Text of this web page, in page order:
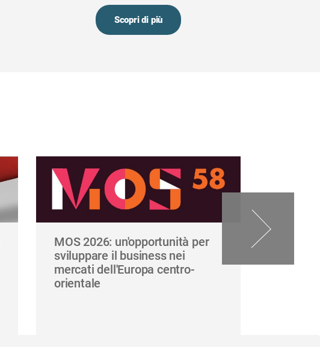
Scopri di più
MOS 2026: un'opportunità per
sviluppare il business nei
mercati dell'Europa centro-
orientale
delle